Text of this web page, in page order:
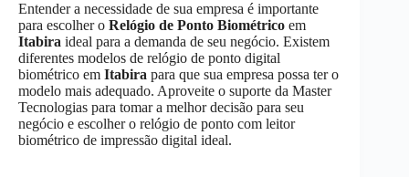
Entender a necessidade de sua empresa é importante
para escolher o Relógio de Ponto Biométrico em
Itabira ideal para a demanda de seu negócio. Existem
diferentes modelos de relógio de ponto digital
biométrico em Itabira para que sua empresa possa ter o
modelo mais adequado. Aproveite o suporte da Master
Tecnologias para tomar a melhor decisão para seu
negócio e escolher o relógio de ponto com leitor
biométrico de impressão digital ideal.